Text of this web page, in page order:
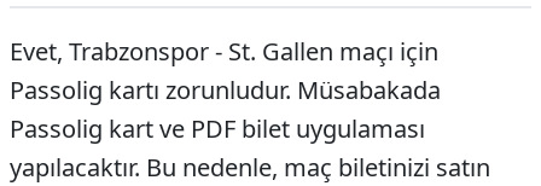
Evet, Trabzonspor - St. Gallen maçı için
Passolig kartı zorunludur. Müsabakada
Passolig kart ve PDF bilet uygulaması
yapılacaktır. Bu nedenle, maç biletinizi satın